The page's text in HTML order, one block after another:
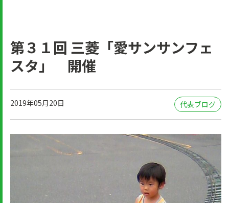
第３１回 三菱「愛サンサンフェ
スタ」 開催
2019年05月20日 代表ブログ